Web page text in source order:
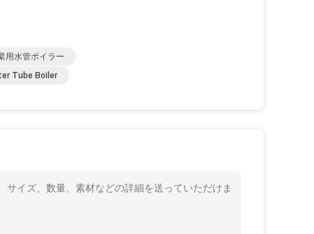
用水管ボイラー
Tube Boiler
イズ、数量、素材などの詳細を送っていただけま